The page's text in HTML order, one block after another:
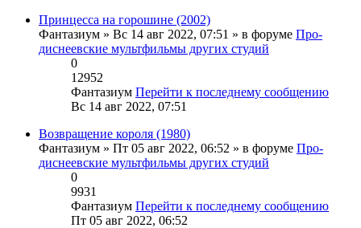
Принцесса на горошине (2002)
Фантазиум » Вс 14 авг 2022, 07:51 » в форуме Про-
диснеевские мультфильмы других студий
0
12952
Фантазиум Перейти к последнему сообщению
Вс 14 авг 2022, 07:51
Возвращение короля (1980)
Фантазиум » Пт 05 авг 2022, 06:52 » в форуме Про-
диснеевские мультфильмы других студий
0
9931
Фантазиум Перейти к последнему сообщению
Пт 05 авг 2022, 06:52